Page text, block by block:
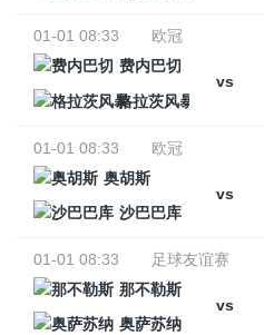
01-01 08:33
欧冠
费内巴切
vs
格拉茨风暴
01-01 08:33
欧冠
奥胡斯
vs
沙巴巴库
01-01 08:33
足球友谊赛
那不勒斯
vs
奥萨苏纳